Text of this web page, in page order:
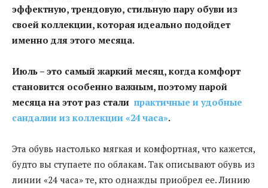
эффектную, трендовую, стильную пару обуви из
своей коллекции, которая идеально подойдет
именно для этого месяца.
Июль – это самый жаркий месяц, когда комфорт
становится особенно важным, поэтому парой
месяца на этот раз стали практичные и удобные
сандалии из коллекции «24 часа».
Эта обувь настолько мягкая и комфортная, что кажется,
будто вы ступаете по облакам. Так описывают обувь из
линии «24 часа» те, кто однажды приобрел ее. Линию